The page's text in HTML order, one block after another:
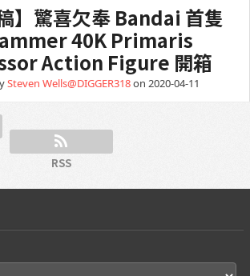
】驚喜欠奉 Bandai 首隻
40K Primaris
Action Figure 開箱
Steven Wells@DIGGER318on 2020-04-11
RSS